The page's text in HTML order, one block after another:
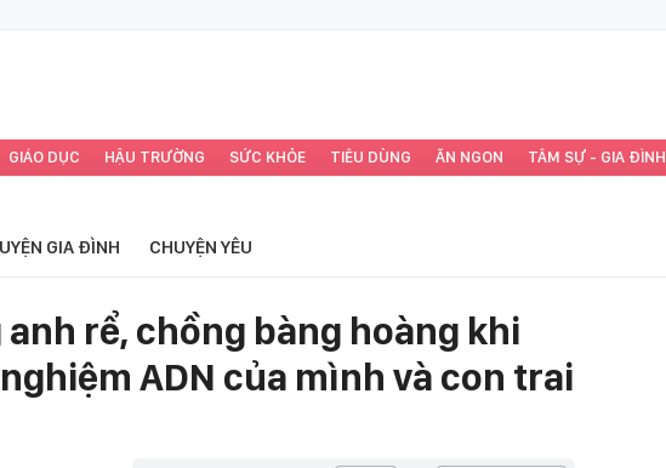
GIÁO DỤC HẬU TRƯỜNG SỨC KHỎE TIÊU DÙNG ĂN NGON TÂM SỰ - GIA ĐÌNH
GIA ĐÌNH CHUYỆN YÊU
rể, chồng bàng hoàng khi
ADN của mình và con trai